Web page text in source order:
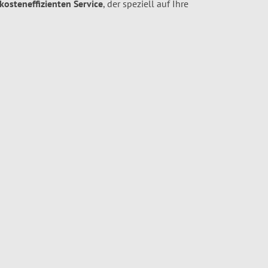
Service, der speziell auf Ihre